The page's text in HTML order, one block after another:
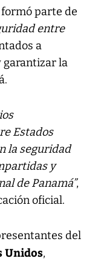
parte de
entre
a
garantizar la
Estados
la seguridad
y
de Panamá”,
oficial.
del
Unidos,